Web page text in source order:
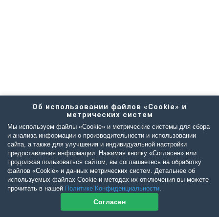
Об использовании файлов «Cookie» и
метрических систем
Мы используем файлы «Cookie» и метрические системы для сбора
и анализа информации о производительности и использовании
сайта, а также для улучшения и индивидуальной настройки
предоставления информации. Нажимая кнопку «Согласен» или
продолжая пользоваться сайтом, вы соглашаетесь на обработку
файлов «Cookie» и данных метрических систем. Детальнее об
используемых файлах Cookie и методах их отключения вы можете
прочитать в нашей Политике Конфиденциальности.
Согласен